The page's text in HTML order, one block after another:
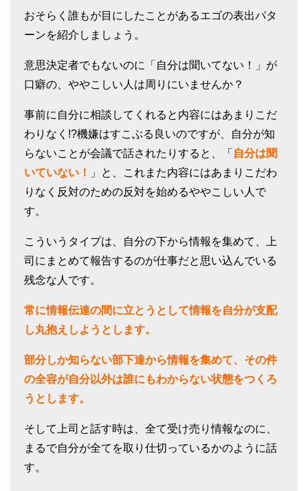
おそらく誰もが目にしたことがあるエゴの表出パタ
ーンを紹介しましょう。
意思決定者でもないのに「自分は聞いてない！」が
口癖の、ややこしい人は周りにいませんか？
事前に自分に相談してくれると内容にはあまりこだ
わりなく!?機嫌はすこぶる良いのですが、自分が知
らないことが会議で話されたりすると、「 自分は聞
いていない！
」と、これまた内容にはあまりこだわ
りなく反対のための反対を始めるややこしい人で
す。
こういうタイプは、自分の下から情報を集めて、上
司にまとめて報告するのが仕事だと思い込んでいる
残念な人です。
常に情報伝達の間に立とうとして情報を自分が支配
し丸抱えしようとします。
部分しか知らない部下達から情報を集めて、その件
の全容が自分以外は誰にもわからない状態をつくろ
うとします。
そして上司と話す時は、全て受け売り情報なのに、
まるで自分が全てを取り仕切っているかのように話
す。